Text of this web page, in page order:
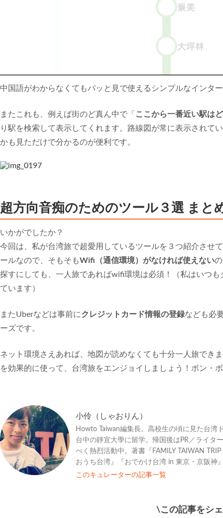
中国語がわからなくてもパッと見で使えるシンプルなインタ
またこれも、例えば街のど真ん中で「 ここから一番近い駅は
り駅を検索して表示してくれます。路線図が常に表示されて
かも見ただけで分かるのが便利です。
超方向音痴のためのツール３選 まと
いかがでしたか？
今回は、私が台湾旅で超愛用しているツールを３つ紹介させ
ールなので、そもそもWifi（通信環境）がなければ使えない
探すにしても、一人旅であればwifi環境は必須！（私はいつ
ています）
またUberなどは事前にクレジットカード情報の登録なども必
ーズです。
ネット環境さえあれば、地図が読めなくても十分一人旅でき
を効果的に使って、台湾旅をエンジョイしましょう！ボン・
小伶（しゃおりん）
Howto Taiwan編集長。高校生の頃に見た台湾
台中の靜宜大學に留学。帰国後はPR／ライタ
べく熱烈活動中。著書『FAMILY TAIWAN
おうち台湾』『おでかけ台湾 in 東京・京阪神
このキュレーターの記事一覧
\この記事をシ